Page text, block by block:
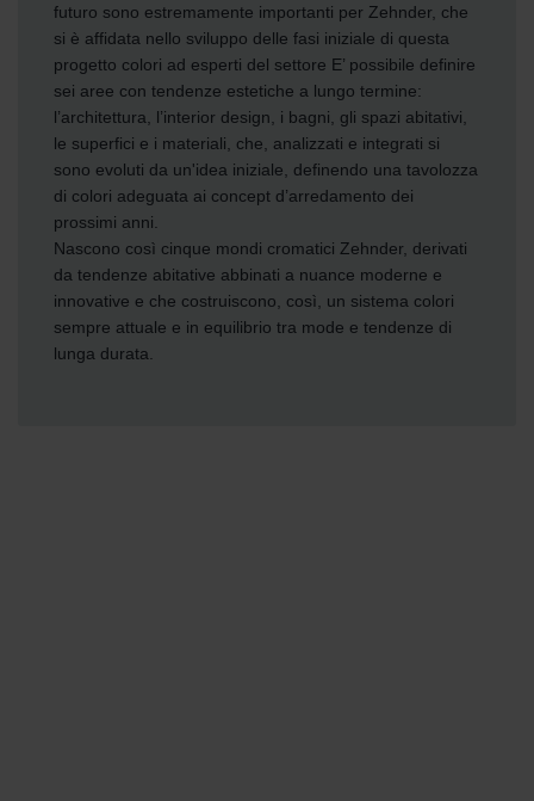
futuro sono estremamente importanti per Zehnder, che
si è affidata nello sviluppo delle fasi iniziale di questa
progetto colori ad esperti del settore E’ possibile definire
sei aree con tendenze estetiche a lungo termine:
l’architettura, l’interior design, i bagni, gli spazi abitativi,
le superfici e i materiali, che, analizzati e integrati si
sono evoluti da un'idea iniziale, definendo una tavolozza
di colori adeguata ai concept d’arredamento dei
prossimi anni.
Nascono così cinque mondi cromatici Zehnder, derivati
da tendenze abitative abbinati a nuance moderne e
innovative e che costruiscono, così, un sistema colori
sempre attuale e in equilibrio tra mode e tendenze di
lunga durata.